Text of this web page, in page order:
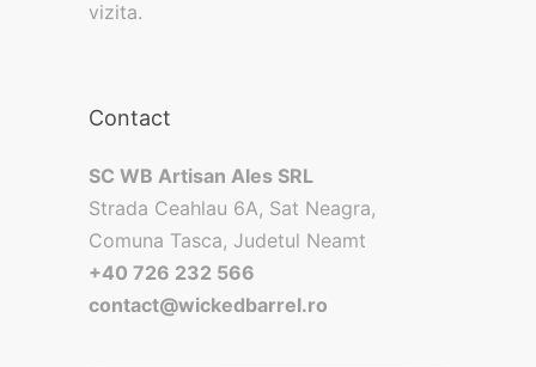
vizita.
Contact
SC WB Artisan Ales SRL
Strada Ceahlau 6A, Sat Neagra,
Comuna Tasca, Judetul Neamt
+40 726 232 566
contact@wickedbarrel.ro